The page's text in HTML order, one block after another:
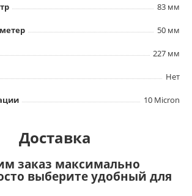
83 мм
50 мм
227 мм
Нет
10 Micron
Доставка
заказ максимально
выберите удобный для